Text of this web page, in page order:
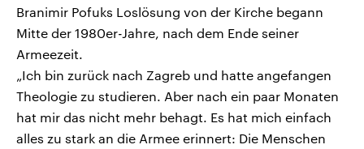
Branimir Pofuks Loslösung von der Kirche begann
Mitte der 1980er-Jahre, nach dem Ende seiner
Armeezeit.
„Ich bin zurück nach Zagreb und hatte angefangen
Theologie zu studieren. Aber nach ein paar Monaten
hat mir das nicht mehr behagt. Es hat mich einfach
alles zu stark an die Armee erinnert: Die Menschen